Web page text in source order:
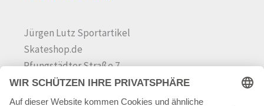
Jürgen Lutz Sportartikel
Skateshop.de
Pfungstädter Straße 7
64342 Seeheim-Jugenheim
Tel.06257 868181